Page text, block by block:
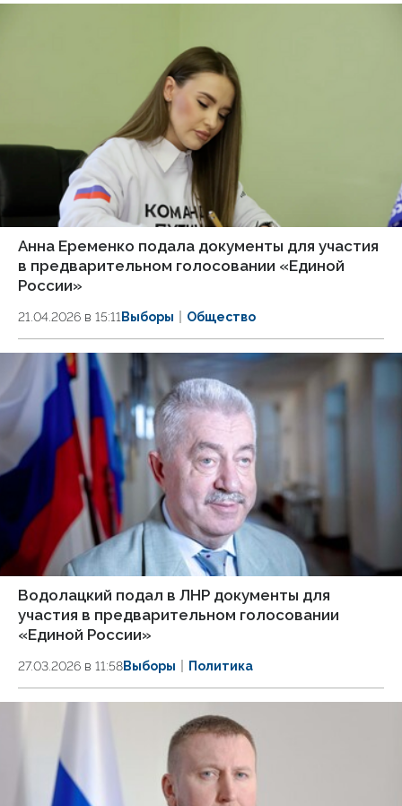
Анна Еременко подала документы для участия
в предварительном голосовании «Единой
России»
21.04.2026 в 15:11 Выборы Общество
Водолацкий подал в ЛНР документы для
участия в предварительном голосовании
«Единой России»
27.03.2026 в 11:58Выборы Политика